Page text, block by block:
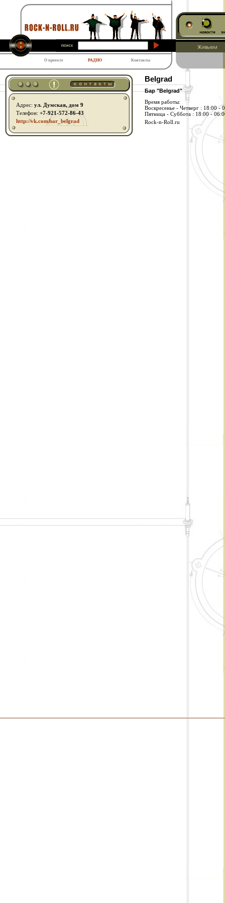
О проекте РАДИО Контакты
Адрес: ул. Думская, дом 9
Телефон: +7-921-572-86-43
http:// vk.com/ bar_belgrad
Belgrad
Бар "Belgrad"
Время работы:
Воскресенье - Четверг : 18:00 -
Пятница - Суббота : 18:00 -
Rock-n-Roll.ru